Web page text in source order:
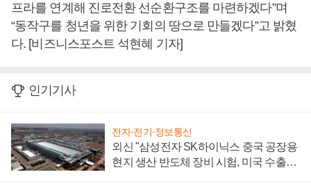
프라를 연계해 진로전환 선순환구조를 마련하겠다”며
“동작구를 청년을 위한 기회의 땅으로 만들겠다”고 밝혔
다. [비즈니스포스트 석현혜 기자]
인기기사
전자·전기·정보통신
외신 "삼성전자 SK하이닉스 중국 공장용
현지 생산 반도체 장비 시험, 미국 수출통